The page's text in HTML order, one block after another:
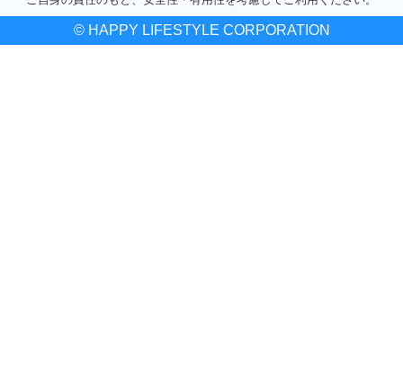
© HAPPY LIFESTYLE CORPORATION